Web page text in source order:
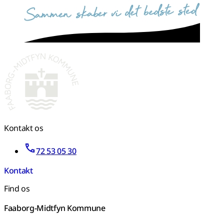
sammen skaber vi det bedste sted
Kontakt os
72 53 05 30
Kontakt
Find os
Faaborg-Midtfyn Kommune